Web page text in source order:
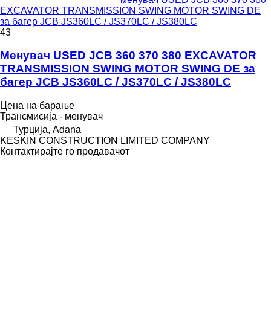
EXCAVATOR TRANSMISSION SWING MOTOR SWING DE
за багер JCB JS360LC / JS370LC / JS380LC
43
Менувач USED JCB 360 370 380 EXCAVATOR
TRANSMISSION SWING MOTOR SWING DE за
багер JCB JS360LC / JS370LC / JS380LC
Цена на барање
Трансмисија - менувач
Турција, Adana
KESKIN CONSTRUCTION LIMITED COMPANY
Контактирајте го продавачот